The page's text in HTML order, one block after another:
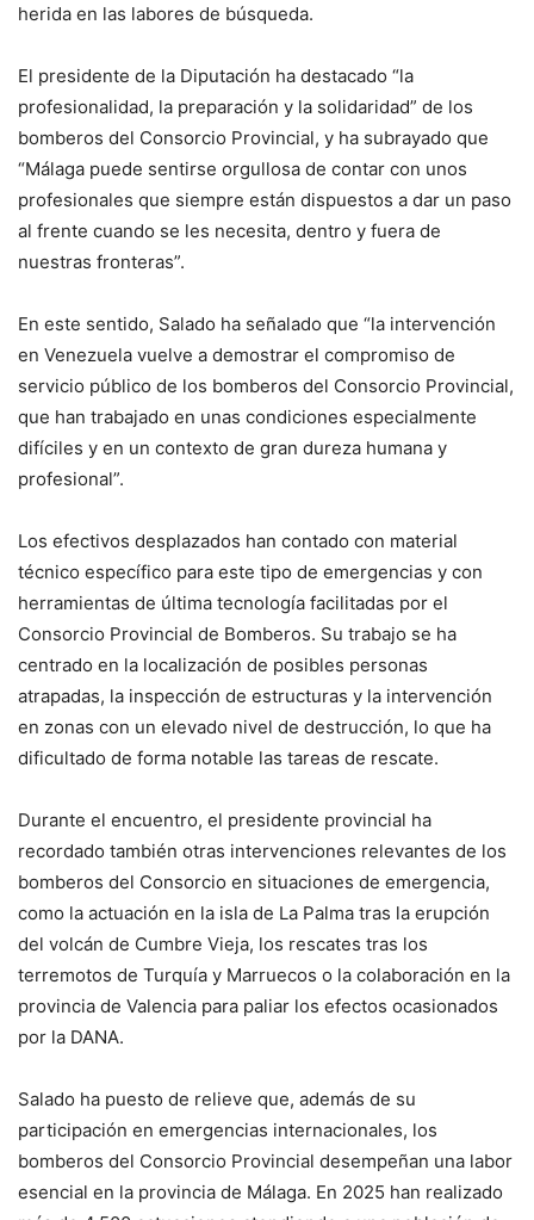
herida en las labores de búsqueda.
El presidente de la Diputación ha destacado “la
profesionalidad, la preparación y la solidaridad” de los
bomberos del Consorcio Provincial, y ha subrayado que
“Málaga puede sentirse orgullosa de contar con unos
profesionales que siempre están dispuestos a dar un paso
al frente cuando se les necesita, dentro y fuera de
nuestras fronteras”.
En este sentido, Salado ha señalado que “la intervención
en Venezuela vuelve a demostrar el compromiso de
servicio público de los bomberos del Consorcio Provincial,
que han trabajado en unas condiciones especialmente
difíciles y en un contexto de gran dureza humana y
profesional”.
Los efectivos desplazados han contado con material
técnico específico para este tipo de emergencias y con
herramientas de última tecnología facilitadas por el
Consorcio Provincial de Bomberos. Su trabajo se ha
centrado en la localización de posibles personas
atrapadas, la inspección de estructuras y la intervención
en zonas con un elevado nivel de destrucción, lo que ha
dificultado de forma notable las tareas de rescate.
Durante el encuentro, el presidente provincial ha
recordado también otras intervenciones relevantes de los
bomberos del Consorcio en situaciones de emergencia,
como la actuación en la isla de La Palma tras la erupción
del volcán de Cumbre Vieja, los rescates tras los
terremotos de Turquía y Marruecos o la colaboración en la
provincia de Valencia para paliar los efectos ocasionados
por la DANA.
Salado ha puesto de relieve que, además de su
participación en emergencias internacionales, los
bomberos del Consorcio Provincial desempeñan una labor
esencial en la provincia de Málaga. En 2025 han realizado